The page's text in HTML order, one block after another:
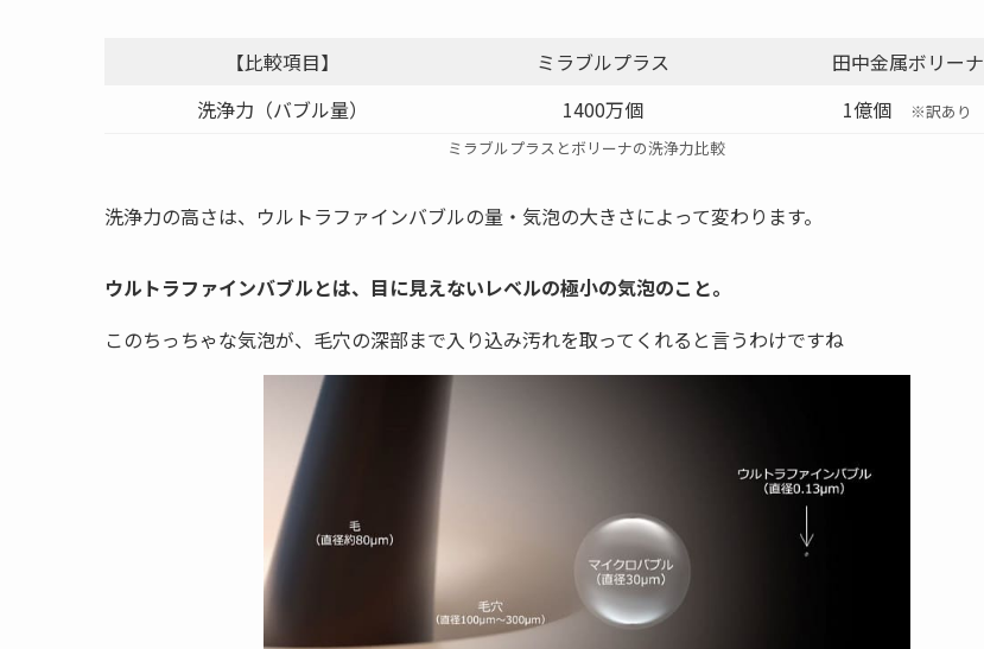
【比較項目】 ミラブルプラス
田中金属ボリーナ
洗浄力（バブル量）
1400万個 1億個
※訳あり
ミラブルプラスとボリーナの洗浄力比較
洗浄力の高さは、ウルトラファインバブルの量・気泡の大きさによって変わります。
ウルトラファインバブルとは、目に見えないレベルの極小の気泡のこと。
このちっちゃな気泡が、毛穴の深部まで入り込み汚れを取ってくれると言うわけですね